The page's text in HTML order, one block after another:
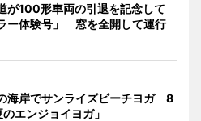
が100形車両の引退を記念して
ー体験号」 窓を全開して運行
海岸でサンライズビーチヨガ 8
エンジョイヨガ」